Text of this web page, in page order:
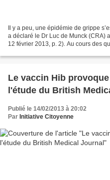
Il y a peu, une épidémie de grippe
a déclaré le Dr Luc de Munck (CRA)
12 février 2013, p. 2). Au cours des
Le vaccin Hib
l'étude du British
Publié le 14/02/2013 à 20:02
Par Initiative Citoyenne